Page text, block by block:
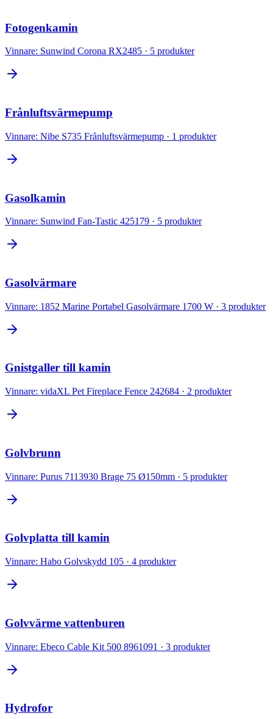
Fotogenkamin
Vinnare: Sunwind Corona RX2485 · 5 produkter
Frånluftsvärmepump
Vinnare: Nibe S735 Frånluftsvärmepump · 1 produkter
Gasolkamin
Vinnare: Sunwind Fan-Tastic 425179 · 5 produkter
Gasolvärmare
Vinnare: 1852 Marine Portabel Gasolvärmare 1700 W · 3 produkter
Gnistgaller till kamin
Vinnare: vidaXL Pet Fireplace Fence 242684 · 2 produkter
Golvbrunn
Vinnare: Purus 7113930 Brage 75 Ø150mm · 5 produkter
Golvplatta till kamin
Vinnare: Habo Golvskydd 105 · 4 produkter
Golvvärme vattenburen
Vinnare: Ebeco Cable Kit 500 8961091 · 3 produkter
Hydrofor